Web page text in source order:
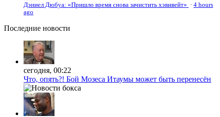
Дэниел Дюбуа: «Пришло время снова зачистить хэвивейт» · 4 hours
ago
Последние новости
сегодня, 00:22
Что, опять?! Бой Мозеса Итаумы может быть перенесён